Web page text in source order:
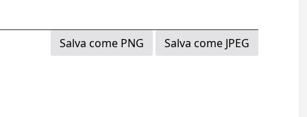
Salva come PNG Salva come JPEG